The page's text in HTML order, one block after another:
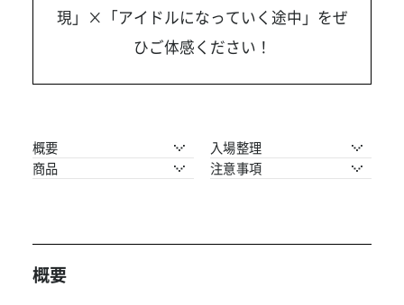
現」×「アイドルになっていく途中」をぜ
ひご体感ください！
概要
入場整理
商品
注意事項
概要